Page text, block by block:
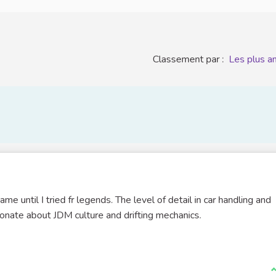
Classement par : Les plus
until I tried fr legends. The level of detail in car handling and
about JDM culture and drifting mechanics.